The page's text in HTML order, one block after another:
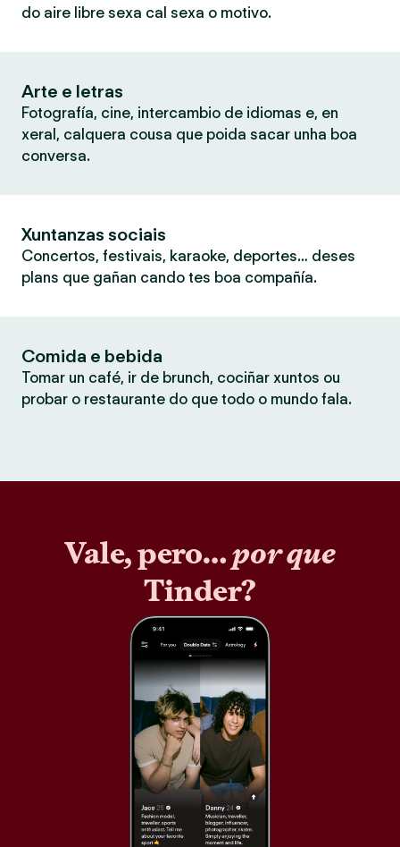
do aire libre sexa cal sexa o motivo.
Arte e letras
Fotografía, cine, intercambio de idiomas e, en
xeral, calquera cousa que poida sacar unha boa
conversa.
Xuntanzas sociais
Concertos, festivais, karaoke, deportes… deses
plans que gañan cando tes boa compañía.
Comida e bebida
Tomar un café, ir de brunch, cociñar xuntos ou
probar o restaurante do que todo o mundo fala.
Vale, pero…por que
Tinder?